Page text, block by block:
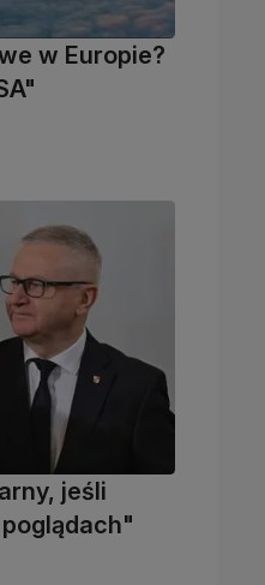
w Europie?
jeśli